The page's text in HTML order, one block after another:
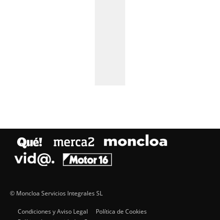
© Moncloa Servicios Integrales SL
Condiciones y Aviso Legal
Política de Cookies